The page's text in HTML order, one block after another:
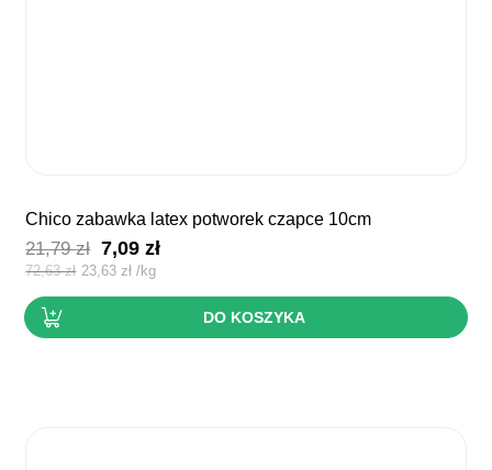
chico zabawka latex potworek czapce 10cm
21,79zł Pierwotna
cena
wynosiła:
7,09złAktualna
wynosi:
7,09 zł.
72,63zł 23,63zł /kg
DO KOSZYKA